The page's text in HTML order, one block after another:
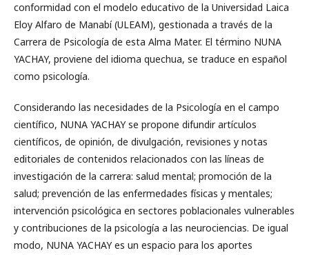
conformidad con el modelo educativo de la Universidad Laica
Eloy Alfaro de Manabí (ULEAM), gestionada a través de la
Carrera de Psicología de esta Alma Mater. El término NUNA
YACHAY, proviene del idioma quechua, se traduce en español
como psicología.
Considerando las necesidades de la Psicología en el campo
científico, NUNA YACHAY se propone difundir artículos
científicos, de opinión, de divulgación, revisiones y notas
editoriales de contenidos relacionados con las líneas de
investigación de la carrera: salud mental; promoción de la
salud; prevención de las enfermedades físicas y mentales;
intervención psicológica en sectores poblacionales vulnerables
y contribuciones de la psicología a las neurociencias. De igual
modo, NUNA YACHAY es un espacio para los aportes